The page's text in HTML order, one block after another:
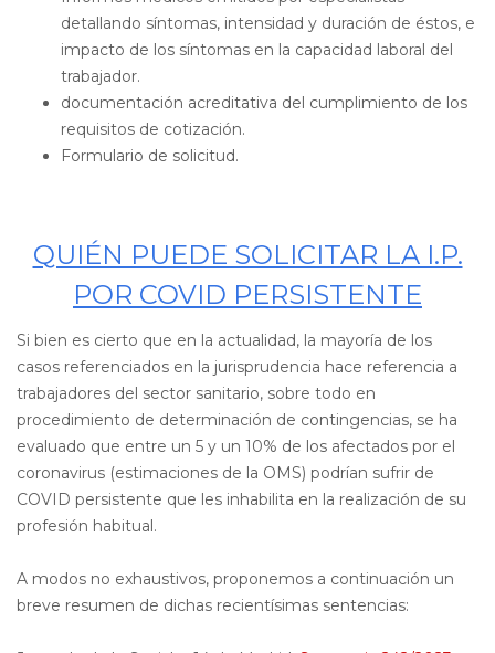
detallando síntomas, intensidad y duración de éstos, e
impacto de los síntomas en la capacidad laboral del
trabajador.
documentación acreditativa del cumplimiento de los
requisitos de cotización.
Formulario de solicitud.
QUIÉN PUEDE SOLICITAR LA I.P.
POR COVID PERSISTENTE
Si bien es cierto que en la actualidad, la mayoría de los
casos referenciados en la jurisprudencia hace referencia a
trabajadores del sector sanitario, sobre todo en
procedimiento de determinación de contingencias, se ha
evaluado que entre un 5 y un 10% de los afectados por el
coronavirus (estimaciones de la OMS) podrían sufrir de
COVID persistente que les inhabilita en la realización de su
profesión habitual.
A modos no exhaustivos, proponemos a continuación un
breve resumen de dichas recientísimas sentencias: